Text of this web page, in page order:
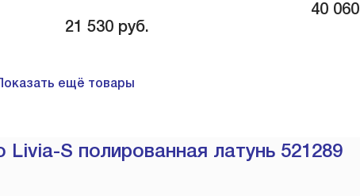
21 530 руб.
40 060
ещё товары
S полированная латунь 521289